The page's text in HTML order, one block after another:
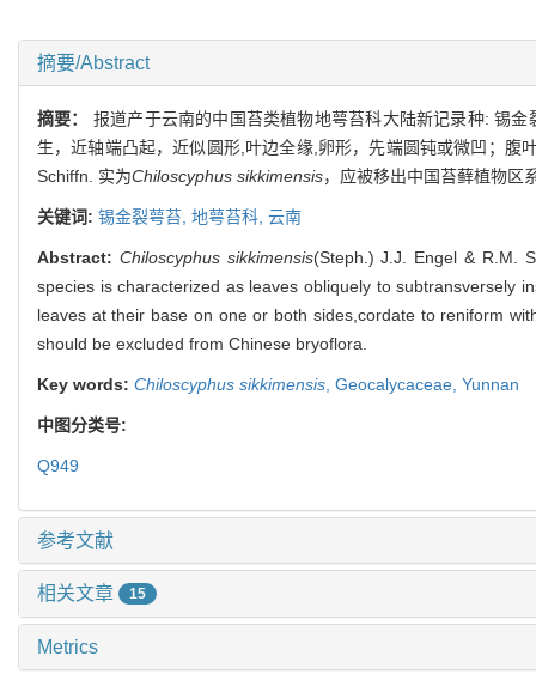
摘要/Abstract
摘要： 报道产于云南的中国苔类植物地萼苔科大陆新记录种: 锡金
生，近轴端凸起，近似圆形,叶边全缘,卵形，先端圆钝或微凹；
Schiffn. 实为Chiloscyphus sikkimensis，应被移出中国苔藓植物区
关键词: 锡金裂萼苔, 地萼苔科, 云南
Abstract: Chiloscyphus sikkimensis(Steph.) J.J. Engel & R.M.
species is characterized as leaves obliquely to subtransversely
leaves at their base on one or both sides,cordate to reniform
should be excluded from Chinese bryoflora.
Key words: Chiloscyphus sikkimensis Geocalycaceae, Yunnan
中图分类号:
Q949
参考文献
相关文章 15
Metrics